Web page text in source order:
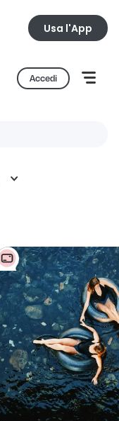
Usa l'App
Accedi